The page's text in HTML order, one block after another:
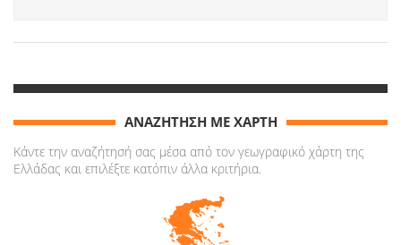
ΑΝΑΖΗΤΗΣΗ ΜΕ ΧΑΡΤΗ
Κάντε την αναζήτησή σας μέσα από τον γεωγραφικό χάρτη της
Ελλάδας και επιλέξτε κατόπιν άλλα κριτήρια.